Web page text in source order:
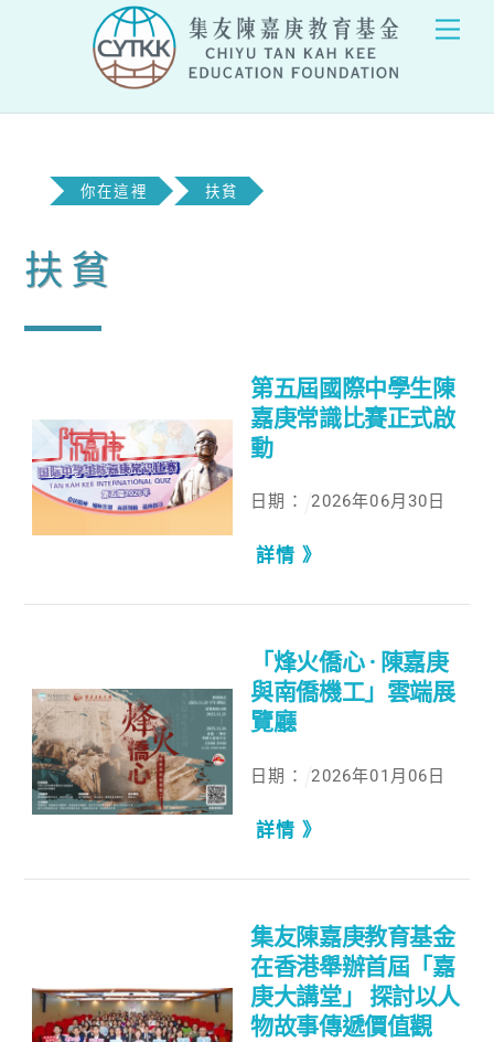
你在這裡 扶貧
扶貧
第五屆國際中學生陳
嘉庚常識比賽正式啟
動
日期： 2026年06月 30 日
詳情 》
「烽火僑心 · 陳嘉庚
與南僑機工」雲端展
覽廳
日期： 2026年01 月 06 日
詳情 》
集友陳嘉庚教育基金
在香港舉辦首屆「嘉
庚大講堂」 探討以人
物故事傳遞價值觀